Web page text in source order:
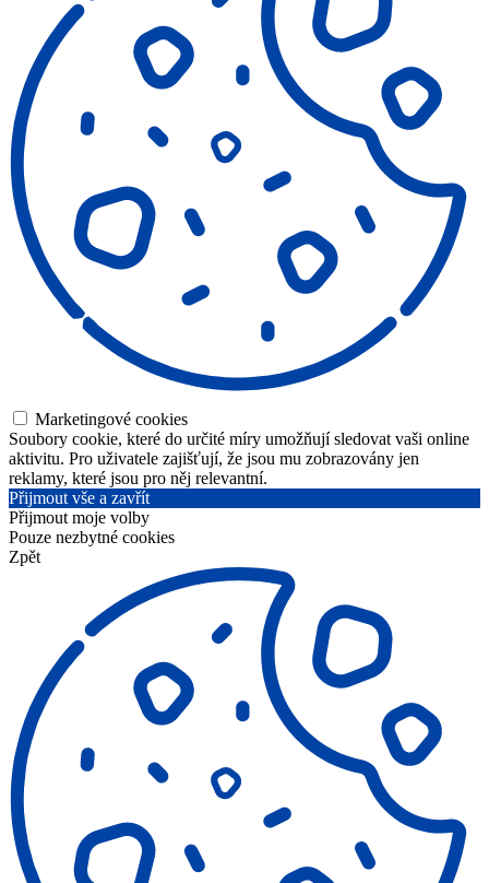
Marketingové cookies
Soubory cookie, které do určité míry umožňují sledovat vaši online
aktivitu. Pro uživatele zajišťují, že jsou mu zobrazovány jen
reklamy, které jsou pro něj relevantní.
Přijmout vše a zavřít
Přijmout moje volby
Pouze nezbytné cookies
Zpět